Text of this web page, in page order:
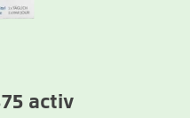
activ